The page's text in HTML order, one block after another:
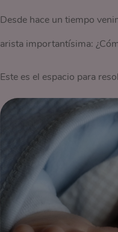
Desde hace un tiempo
arista importantísima:
Este es el espacio para